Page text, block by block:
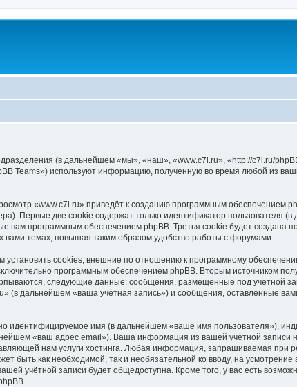
(в дальнейшем «мы», «наш», «www.c7i.ru», «http://c7i.ru/
Teams») используют информацию, полученную во время любой из
«www.c7i.ru» приведёт к созданию программным обеспечением
Первые две cookie содержат только идентификатор пользователя
вам программным обеспечением phpBB. Третья cookie будет создана
темах, повышая таким образом удобство работы с форумами.
cookies, внешние по отношению к программному
программным обеспечением phpBB. Вторым источником
следующие данные: сообщения, размещённые под учётной
(в дальнейшем «ваша учётная запись») и сообщения, оставленные
идентифицируемое имя (в дальнейшем «ваше имя пользователя»),
«ваш адрес email»). Ваша информация из вашей учётной записи
нам услуги хостинга. Любая информация, запрашиваемая при
быть как необходимой, так и необязательной ко вводу, на
учётной записи будет общедоступна. Кроме того, у вас есть